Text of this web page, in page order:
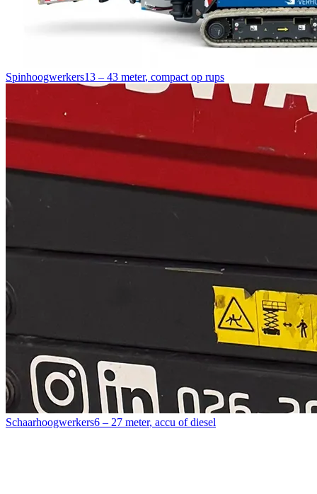
Spinhoogwerkers13 – 43 meter, compact op rups
Schaarhoogwerkers6 – 27 meter, accu of diesel